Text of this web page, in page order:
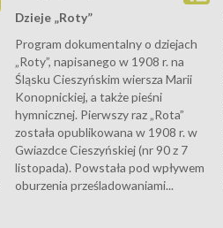
Dzieje „Roty”
Program dokumentalny o dziejach
„Roty”, napisanego w 1908 r. na
Śląsku Cieszyńskim wiersza Marii
Konopnickiej, a także pieśni
hymnicznej. Pierwszy raz „Rota”
została opublikowana w 1908 r. w
Gwiazdce Cieszyńskiej (nr 90 z 7
listopada). Powstała pod wpływem
oburzenia prześladowaniami...